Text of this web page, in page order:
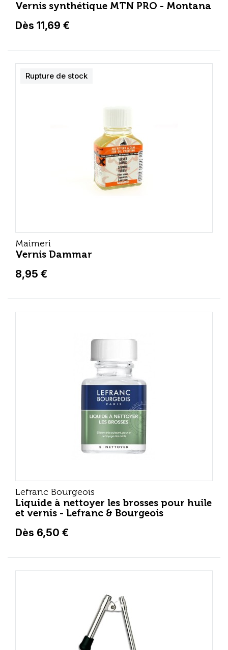
Vernis synthétique MTN PRO - Montana
Dès 11,69 €
Maimeri
Vernis Dammar
8,95 €
Rupture de stock
Lefranc Bourgeois
Liquide à nettoyer les brosses pour huile
et vernis - Lefranc & Bourgeois
Dès 6,50 €